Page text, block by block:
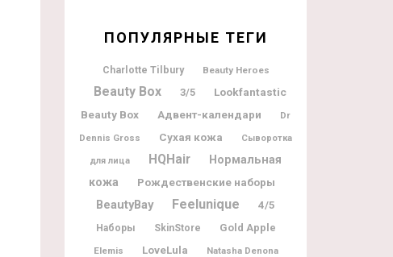
ПОПУЛЯРНЫЕ ТЕГИ
Charlotte Tilbury Beauty Heroes
Beauty Box 3/5
Lookfantastic
Beauty Box
Адвент-календари
Dr
Dennis Gross
Сухая кожа Сыворотка
для лица HQHair
Нормальная
кожа
Рождественские наборы
BeautyBay Feelunique 4/5
Наборы SkinStore Gold Apple
Elemis LoveLula Natasha Denona